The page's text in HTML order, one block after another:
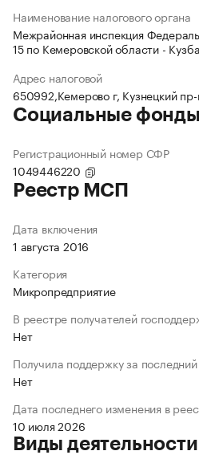
Наименование налогового органа
Межрайонная инспекция
15 по Кемеровской области -
Адрес налоговой
650992,Кемерово г, Кузнецкий пр-
Социальные фонды
Регистрационный номер СФР
1049446220
Реестр МСП
Дата включения
1 августа 2016
Категория
Микропредприятие
В реестре получателей
Нет
Получила поддержку за
Нет
Дата последнего изменения в
10 июля 2026
Виды деятельности